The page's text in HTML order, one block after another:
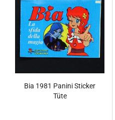
Bia 1981 Panini Sticker
Tüte